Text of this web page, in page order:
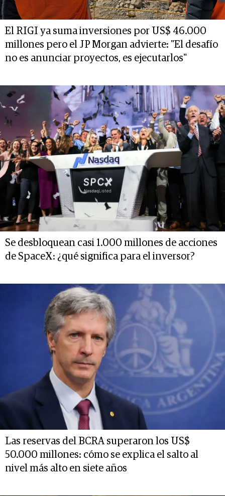
El RIGI ya suma inversiones por US$ 46.000
millones pero el JP Morgan advierte: "El desafío
no es anunciar proyectos, es ejecutarlos"
Se desbloquean casi 1.000 millones de acciones
de SpaceX: ¿qué significa para el inversor?
Las reservas del BCRA superaron los US$
50.000 millones: cómo se explica el salto al
nivel más alto en siete años